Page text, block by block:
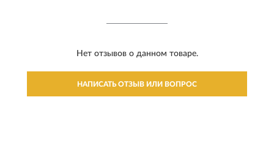
Нет отзывов о данном товаре.
НАПИСАТЬ ОТЗЫВ ИЛИ ВОПРОС